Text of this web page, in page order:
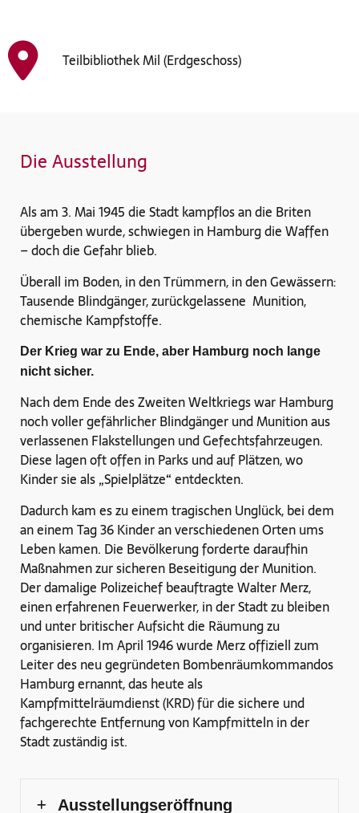
Teilbibliothek Mil (Erdgeschoss)
Die Ausstellung
Als am 3. Mai 1945 die Stadt kampflos an die Briten
übergeben wurde, schwiegen in Hamburg die Waffen
– doch die Gefahr blieb.
Überall im Boden, in den Trümmern, in den Gewässern:
Tausende Blindgänger, zurückgelassene Munition,
chemische Kampfstoffe.
Der Krieg war zu Ende, aber Hamburg noch lange
nicht sicher.
Nach dem Ende des Zweiten Weltkriegs war Hamburg
noch voller gefährlicher Blindgänger und Munition aus
verlassenen Flakstellungen und Gefechtsfahrzeugen.
Diese lagen oft offen in Parks und auf Plätzen, wo
Kinder sie als „Spielplätze“ entdeckten.
Dadurch kam es zu einem tragischen Unglück, bei dem
an einem Tag 36 Kinder an verschiedenen Orten ums
Leben kamen. Die Bevölkerung forderte daraufhin
Maßnahmen zur sicheren Beseitigung der Munition.
Der damalige Polizeichef beauftragte Walter Merz,
einen erfahrenen Feuerwerker, in der Stadt zu bleiben
und unter britischer Aufsicht die Räumung zu
organisieren. Im April 1946 wurde Merz offiziell zum
Leiter des neu gegründeten Bombenräumkommandos
Hamburg ernannt, das heute als
Kampfmittelräumdienst (KRD) für die sichere und
fachgerechte Entfernung von Kampfmitteln in der
Stadt zuständig ist.
Ausstellungseröffnung